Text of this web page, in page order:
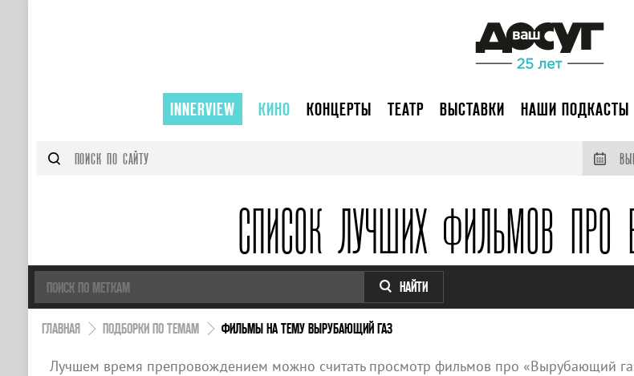
INNERVIEW КИНО КОНЦЕРТЫ ТЕАТР ВЫСТАВКИ НАШИ ПОДКАСТЫ
СПИСОК ЛУЧШИХ ФИЛЬМОВ ПРО
НАЙТИ
ГЛАВНАЯ ПОДБОРКИ ПО ТЕМАМ ФИЛЬМЫ НА ТЕМУ ВЫРУБАЮЩИЙ ГАЗ
Лучшем время препровождением можно считать просмотр фильмов про «Вырубающий